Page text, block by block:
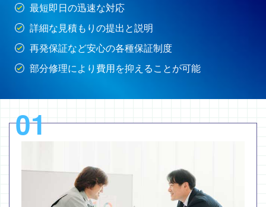
最短即日の迅速な対応
詳細な見積もりの提出と説明
再発保証など安心の各種保証制度
部分修理により費用を抑えることが可能
01